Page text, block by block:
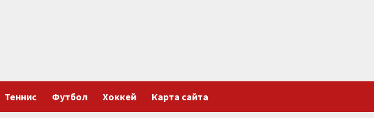
Теннис Футбол Хоккей Карта сайта